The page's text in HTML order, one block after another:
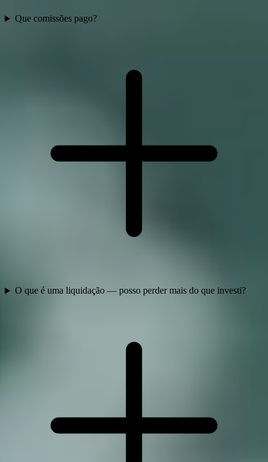
Que comissões pago?
O que é uma liquidação — posso perder mais do que investi?